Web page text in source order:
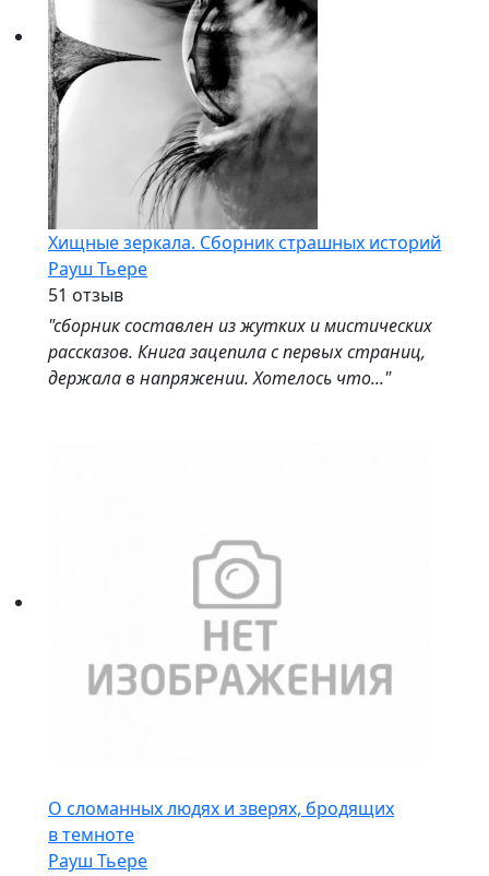
Хищные зеркала. Сборник страшных историй
Рауш Тьере
51 отзыв
"сборник составлен из жутких и мистических
рассказов. Книга зацепила с первых страниц,
держала в напряжении. Хотелось что..."
О сломанных людях и зверях, бродящих
в темноте
Рауш Тьере